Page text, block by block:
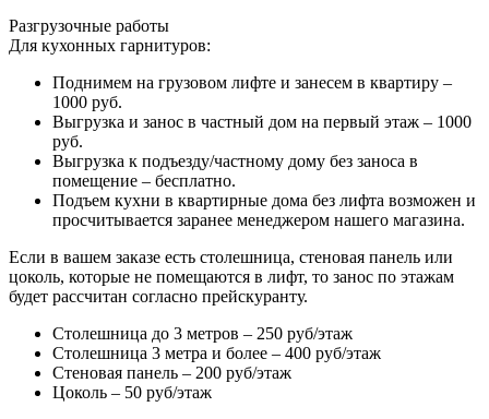
Разгрузочные работы
Для кухонных гарнитуров:
Поднимем на грузовом лифте и занесем в квартиру –
1000 руб.
Выгрузка и занос в частный дом на первый этаж – 1000
руб.
Выгрузка к подъезду/частному дому без заноса в
помещение – бесплатно.
Подъем кухни в квартирные дома без лифта возможен и
просчитывается заранее менеджером нашего магазина.
Если в вашем заказе есть столешница, стеновая панель или
цоколь, которые не помещаются в лифт, то занос по этажам
будет рассчитан согласно прейскуранту.
Столешница до 3 метров – 250 руб/этаж
Столешница 3 метра и более – 400 руб/этаж
Стеновая панель – 200 руб/этаж
Цоколь – 50 руб/этаж